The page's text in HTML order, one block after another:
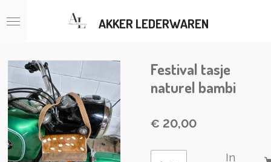
direct
hoofdinhoud
AKKER LEDERWAREN
Festival tasje
naturel bambi
€ 20,00
In